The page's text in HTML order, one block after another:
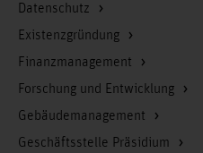
Datenschutz
Existenzgründung
Finanzmanagement
Forschung und Entwicklung
Gebäudemanagement
Geschäftsstelle Präsidium